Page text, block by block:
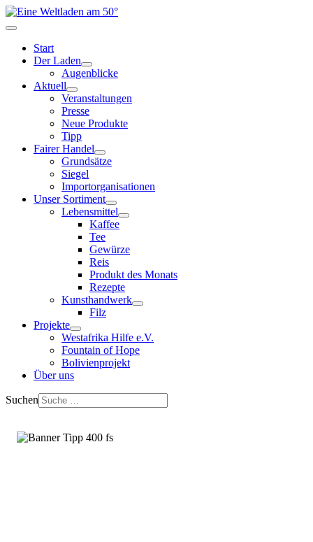
Start
Der Laden
Augenblicke
Aktuell
Veranstaltungen
Presse
Neue Produkte
Tipp
Fairer Handel
Grundsätze
Siegel
Importorganisationen
Unser Sortiment
Lebensmittel
Kaffee
Tee
Gewürze
Reis
Produkt des Monats
Rezepte
Kunsthandwerk
Filz
Projekte
Westafrika Hilfe e.V.
Fountain of Hope
Bolivienprojekt
Über uns
Suchen